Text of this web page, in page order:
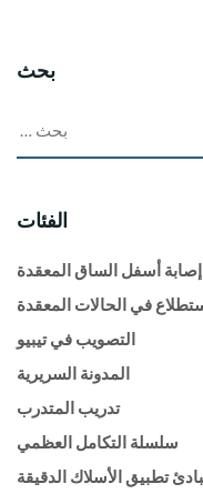
بحث
الفئات
إصابة أسفل الساق المعقدة
في الحالات المعقدة
التصويب في تيبيو
المدونة السريرية
تدريب المتدرب
سلسلة التكامل العظمي
تطبيق الأسلاك الدقيقة